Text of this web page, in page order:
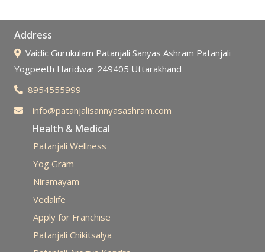
Address
Vaidic Gurukulam Patanjali Sanyas Ashram Patanjali
Yogpeeth Haridwar 249405 Uttarakhand
8954555999
info@patanjalisannyasashram.com
Health & Medical
Patanjali Wellness
Yog Gram
Niramayam
Vedalife
Apply for Franchise
Patanjali Chikitsalya